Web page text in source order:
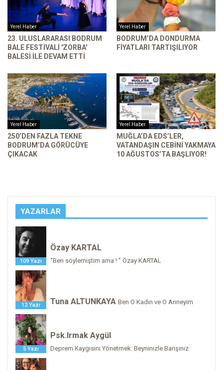
Yerel Haber
23. ULUSLARARASI BODRUM
BALE FESTIVALI 'ZORBA'
BALESI ILE DEVAM ETTI
Yerel Haber
BODRUM’DA DONDURMA
FIYATLARI TARTIŞILIYOR
Yerel Haber
250’DEN FAZLA TEKNE
BODRUM’DA GÖRÜCÜYE
ÇIKACAK
Yerel Haber
MUĞLA’DA EDS’LER,
VATANDAŞIN CEBINI YAKMAYA
10 AĞUSTOS’TA BAŞLIYOR!
YAZARLAR
109 Yazı
Özay KARTAL
“Ben söylemiştim ama ! ” Özay KARTAL
12 Yazı Tuna ALTUNKAYA Ben O Kadın ve O Anneyim
5 Yazı
Psk.Irmak Aygül
Deprem Kaygısını Yönetmek: Beyninizle Barışınız